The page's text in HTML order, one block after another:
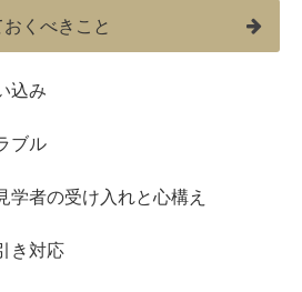
くべきこと
込み
ブル
学者の受け入れと心構え
き対応